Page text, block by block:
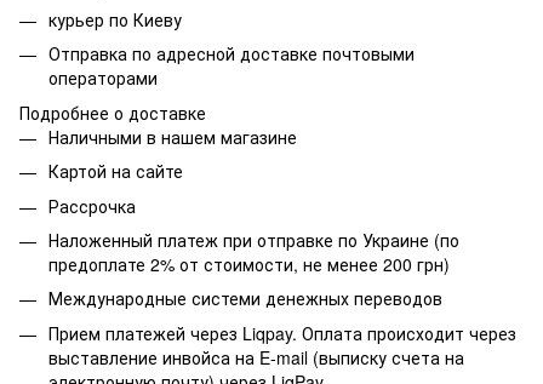
курьер по Киеву
Отправка по адресной доставке почтовыми
операторами
Подробнее о доставке
Наличными в нашем магазине
Картой на сайте
Рассрочка
Наложенный платеж при отправке по Украине (по
предоплате 2% от стоимости, не менее 200 грн)
Международные системи денежных переводов
Прием платежей через Liqpay. Оплата происходит через
выставление инвойса на E-mail (выписку счета на